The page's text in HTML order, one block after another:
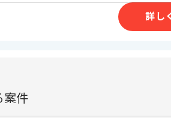
コ
初日はPC貸与や設定等で現地での作業
詳し
案件